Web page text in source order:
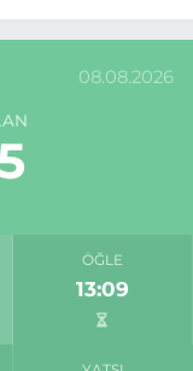
08.08.2026
ÖĞLE
13:09